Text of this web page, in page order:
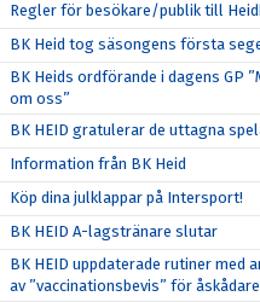
Regler för besökare/publik till
BK Heid tog säsongens första
BK Heids ordförande i dagens GP
om oss”
BK HEID gratulerar de uttagna
Information från BK Heid
Köp dina julklappar på Intersport!
BK HEID A-lagstränare slutar
BK HEID uppdaterade rutiner med
av ”vaccinationsbevis” för åskådare